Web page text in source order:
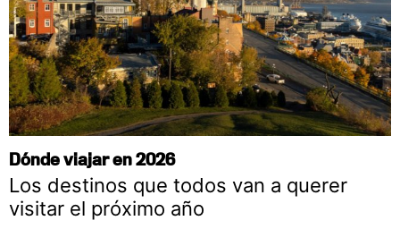
Dónde viajar en 2026
Los destinos que todos van a querer
visitar el próximo año